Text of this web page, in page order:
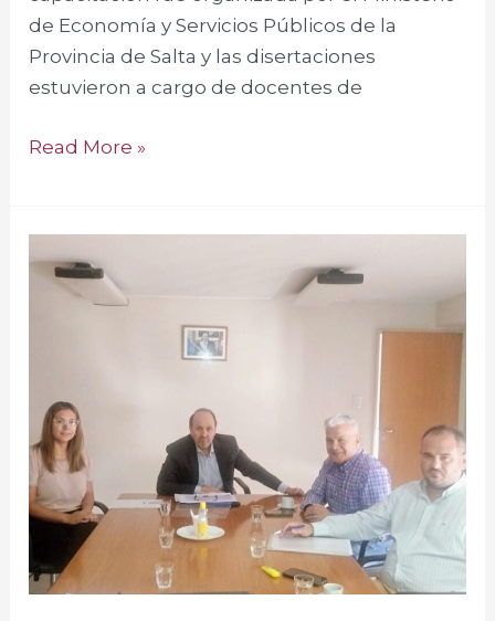
de Economía y Servicios Públicos de la
Provincia de Salta y las disertaciones
estuvieron a cargo de docentes de
Read More »
Sindicatura
General
Provincia
la
Cámara
de
Diputados
analizan